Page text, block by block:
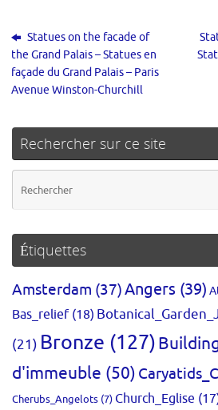
Statues on the facade of
the Grand Palais – Statues en
façade du Grand Palais – Paris
Avenue Winston-Churchill
Rechercher sur ce site
Étiquettes
Amsterdam (37)Angers (39)
Bas_relief(18)
(21) Bronze (127)
d'immeuble (50)
Cherubs_Angelots (7) Church_Eglise